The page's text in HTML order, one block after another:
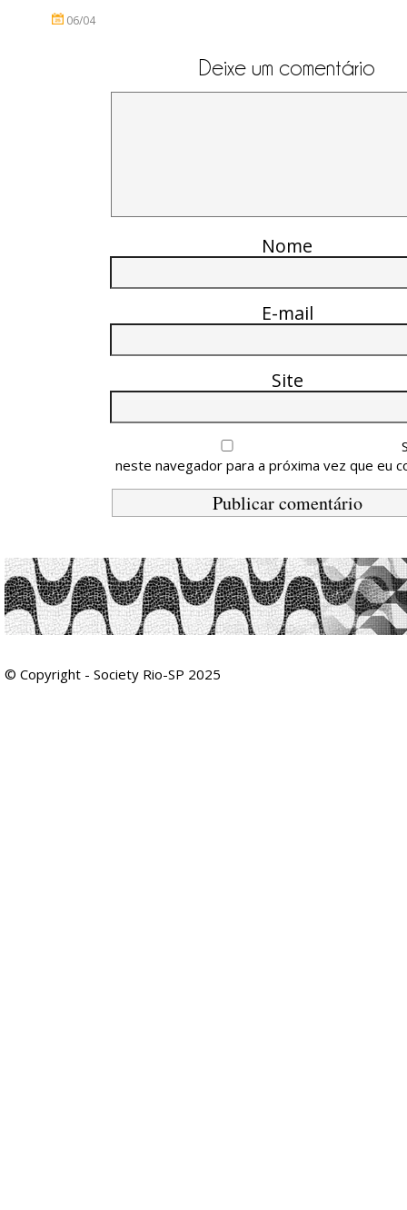
06/04
Deixe um comentário
Nome
E-mail
Site
neste navegador para a próxima vez que eu
© Copyright - Society Rio-SP 2025